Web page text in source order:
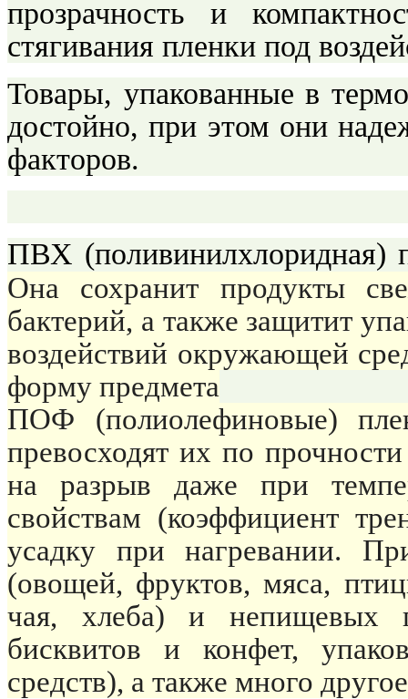
прозрачность и
стягивания пленки под
Товары, упакованные в
достойно, при этом они
факторов.
ПВХ (поливинилхлоридная)
Она сохранит продукты
бактерий, а также защитит
воздействий окружающей
форму предмета
ПОФ (полиолефиновые)
превосходят их по
на разрыв даже при
свойствам (коэффициент
усадку при нагревании.
(овощей, фруктов, мяса,
чая, хлеба) и непищевых
бисквитов и конфет,
средств), а также много